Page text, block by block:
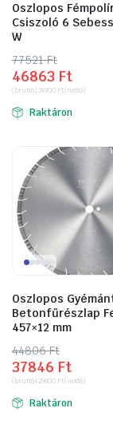
Oszlopos
Csiszoló 6
W
77521Ft
Original
price
was:
77521 Ft.
46863 Ft
Current
price
is:
46863 Ft.
(bruttó)36900 Ft(nettó)
Raktáron
Oszlopos
Betonfűrészlap
457×12 mm
44806Ft
Original
price
was:
44806 Ft.
37846 Ft
Current
price
is:
37846 Ft.
(bruttó)29800 Ft(nettó)
Raktáron